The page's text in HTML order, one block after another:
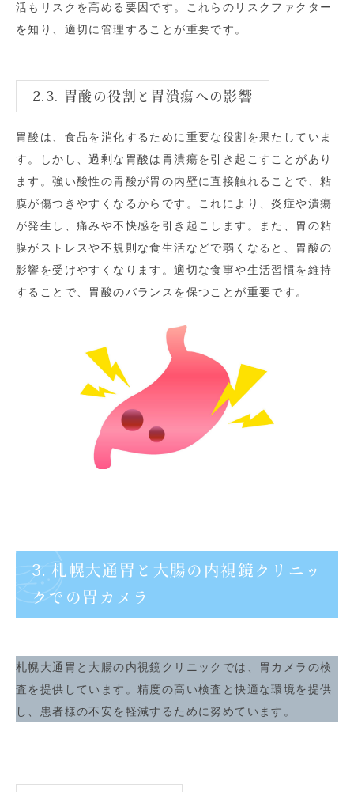
活もリスクを高める要因です。これらのリスクファクター
を知り、適切に管理することが重要です。
2.3. 胃酸の役割と胃潰瘍への影響
胃酸は、食品を消化するために重要な役割を果たしていま
す。しかし、過剰な胃酸は胃潰瘍を引き起こすことがあり
ます。強い酸性の胃酸が胃の内壁に直接触れることで、粘
膜が傷つきやすくなるからです。これにより、炎症や潰瘍
が発生し、痛みや不快感を引き起こします。また、胃の粘
膜がストレスや不規則な食生活などで弱くなると、胃酸の
影響を受けやすくなります。適切な食事や生活習慣を維持
することで、胃酸のバランスを保つことが重要です。
3. 札幌大通胃と大腸の内視鏡クリニッ
クでの胃カメラ
札幌大通胃と大腸の内視鏡クリニックでは、胃カメラの検
査を提供しています。精度の高い検査と快適な環境を提供
し、患者様の不安を軽減するために努めています。